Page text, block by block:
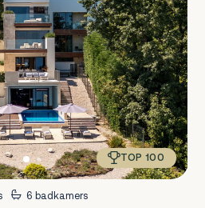
TOP 100
6 badkamers